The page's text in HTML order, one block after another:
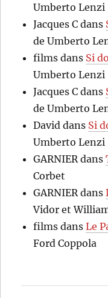
Umberto Lenzi
Jacques C dans
de Umberto
films dans Si
Umberto Lenzi
Jacques C dans
de Umberto
David dans Si
Umberto Lenzi
GARNIER dans
Corbet
GARNIER dans
Vidor et
films dansLe
Ford Coppola